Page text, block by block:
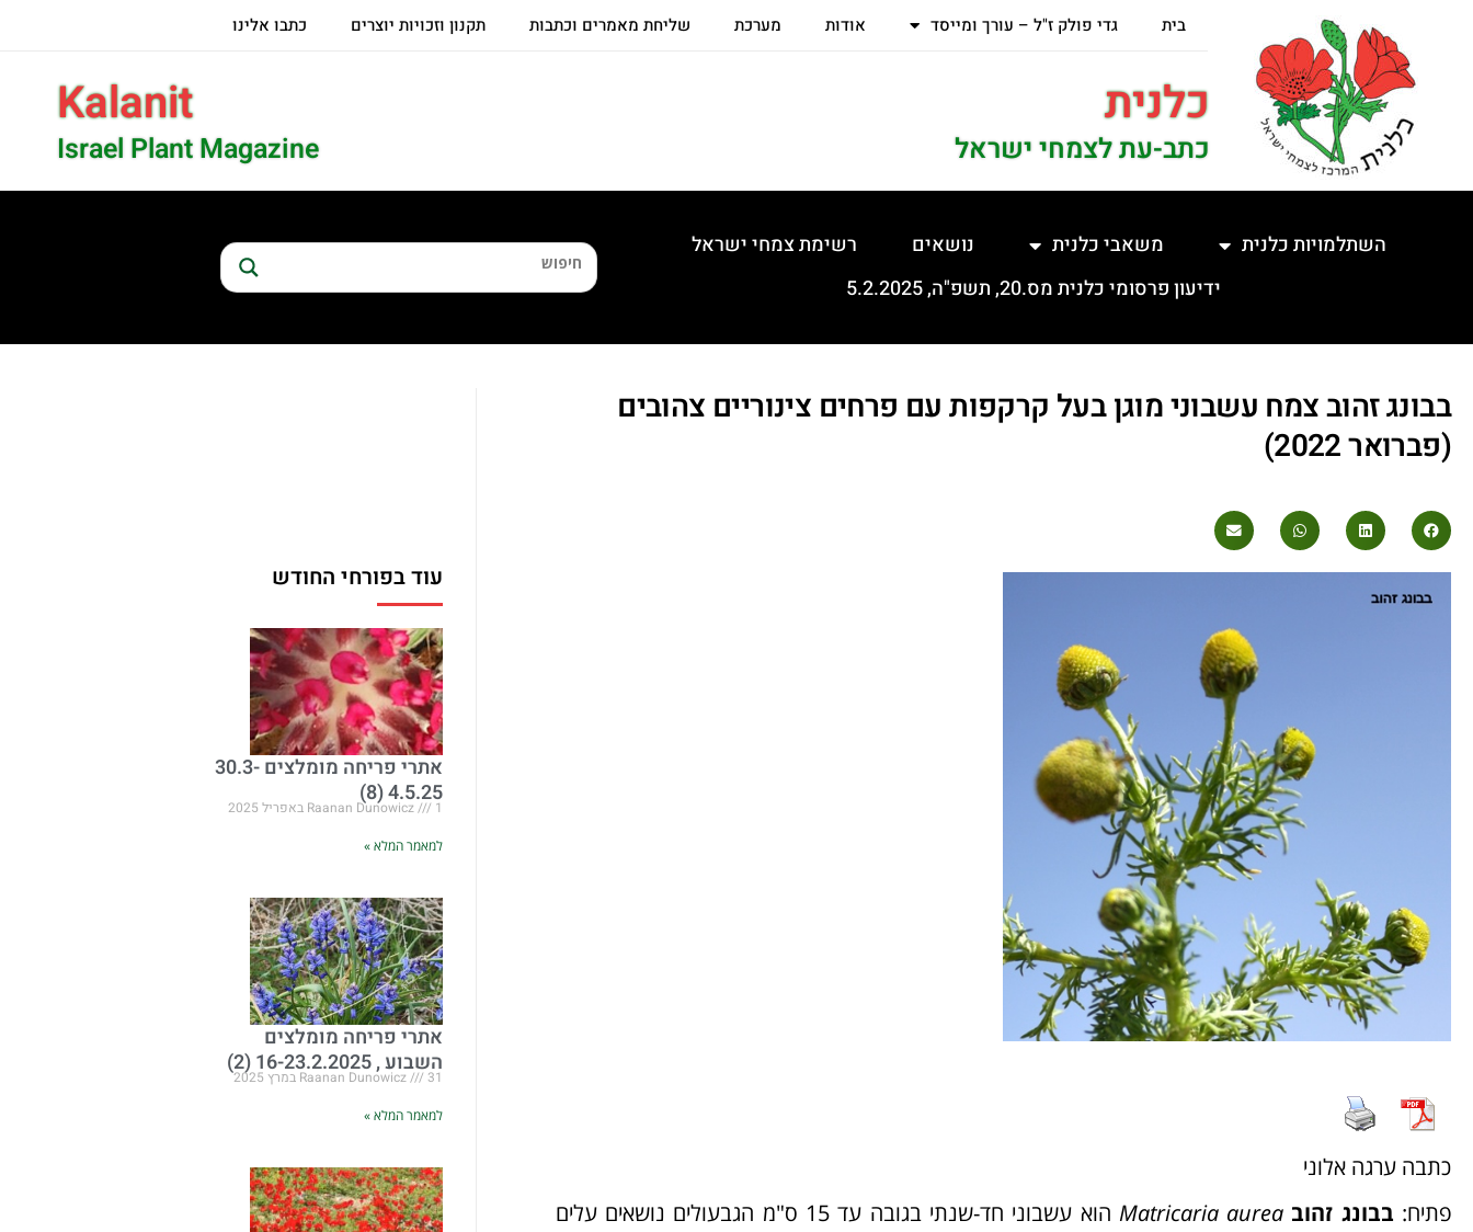
בית גדי פולק ז"ל – עורך ומייסד אודות מערכת שליחת מאמרים וכתבות תקנון וזכויות יוצרים כתבו אלינו
כלנית
כתב-עת לצמחי ישראל
Kalanit
Israel Plant Magazine
השתלמויות כלנית משאבי כלנית נושאים
רשימת צמחי ישראל
ידיעון פרסומי כלנית מס.20, תשפ"ה, 5.2.2025
בבונג זהוב צמח עשבוני מוגן בעל קרקפות עם פרחים צינוריים צהובים
(פברואר 2022)
כתבה ערגה אלוני
פתיח: בבונג זהוב Matricaria aurea
הוא עשבוני חד-שנתי בגובה עד 15 ס"מ הגבעולים נושאים עלים
עוד בפורחי החודש
אתרי פריחה מומלצים 30.3-
4.5.25 (8)
Raanan Dunowicz 1 באפריל 2025
למאמר המלא »
אתרי פריחה מומלצים
השבוע , 16-23.2.2025 (2)Raanan Dunowicz 31 במרץ 2025
למאמר המלא »